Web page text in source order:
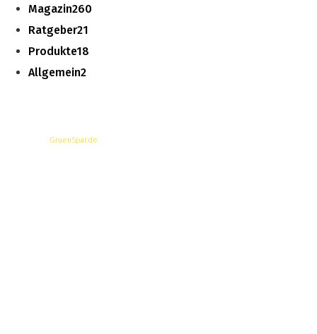
Magazin260
Ratgeber21
Produkte18
Allgemein2
GruenSpar.de